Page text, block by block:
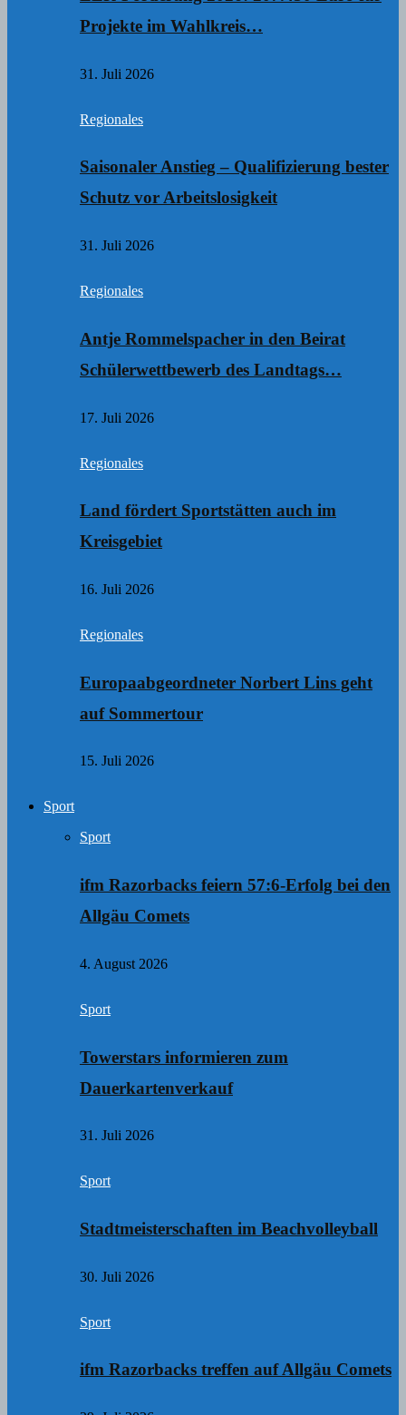
Projekte im Wahlkreis…
31. Juli 2026
Regionales
Saisonaler Anstieg – Qualifizierung bester
Schutz vor Arbeitslosigkeit
31. Juli 2026
Regionales
Antje Rommelspacher in den Beirat
Schülerwettbewerb des Landtags…
17. Juli 2026
Regionales
Land fördert Sportstätten auch im
Kreisgebiet
16. Juli 2026
Regionales
Europaabgeordneter Norbert Lins geht
auf Sommertour
15. Juli 2026
Sport
Sport
ifm Razorbacks feiern 57:6-Erfolg bei den
Allgäu Comets
4. August 2026
Sport
Towerstars informieren zum
Dauerkartenverkauf
31. Juli 2026
Sport
Stadtmeisterschaften im Beachvolleyball
30. Juli 2026
Sport
ifm Razorbacks treffen auf Allgäu Comets